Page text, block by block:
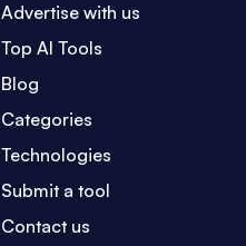
Advertise with us
Top AI Tools
Blog
Categories
Technologies
Submit a tool
Contact us